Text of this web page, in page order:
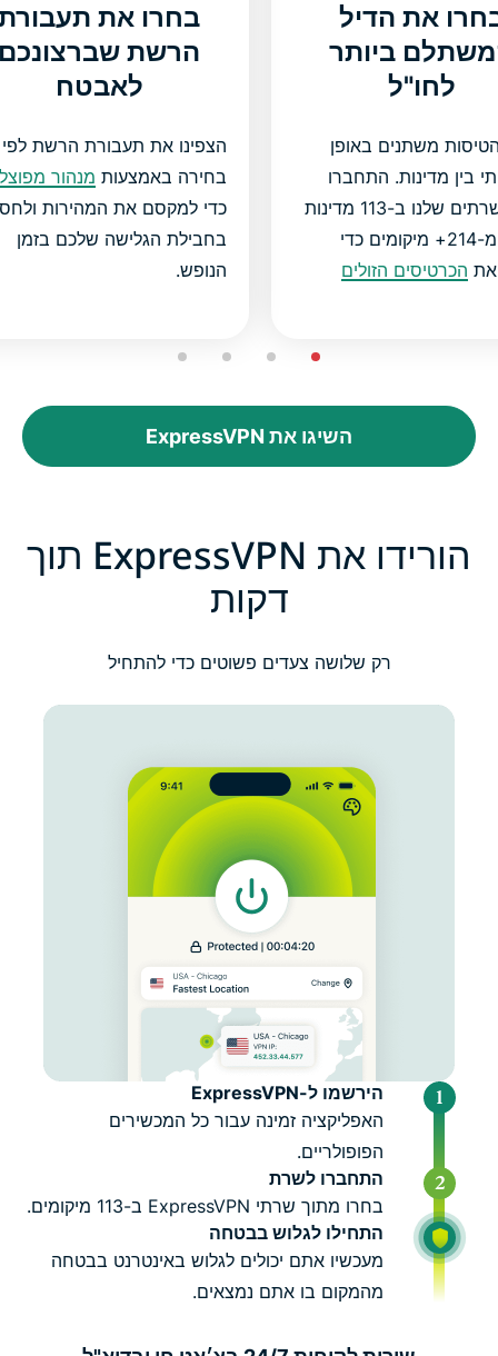
את הדיל
ביותר
לחו"ל
משתנים באופן
בין מדינות. התחברו
דרך השרתים שלנו ב-113 מדינות
וביותר מ-214+ מיקומים כדי
את הכרטיסים הזולים
בחרו את
הרשת
לאבטח
הצפינו את תעבורת הרשת לפי
בחירה באמצעות מנהור מפוצל
כדי למקסם את המהירות
בחבילת הגלישה שלכם בזמן
הנופש.
השיגו את ExpressVPN
הורידו את ExpressVPN תוך
דקות
רק שלושה צעדים פשוטים כדי להתחיל
הירשמו ל-ExpressVPN
האפליקציה זמינה עבור כל המכשירים
הפופולריים.
התחברו לשרת
בחרו מתוך שרתי ExpressVPN ב-113 מיקומים.
התחילו לגלוש בבטחה
מעכשיו אתם יכולים לגלוש באינטרנט בבטחה
מהמקום בו אתם נמצאים.